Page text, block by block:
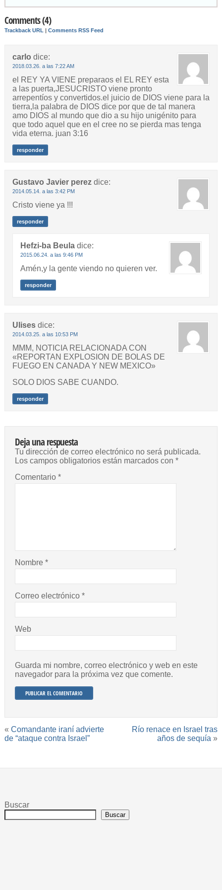
Comments (4)
Trackback URL | Comments RSS Feed
carlo dice:
2018.03.26. a las 7:22 AM
el REY YA VIENE preparaos el EL REY esta
a las puerta,JESUCRISTO viene pronto
arrepentíos y convertidos.el juicio de DIOS viene para la
tierra,la palabra de DIOS dice por que de tal manera
amo DIOS al mundo que dio a su hijo unigénito para
que todo aquel que en el cree no se pierda mas tenga
vida eterna. juan 3:16
responder
Gustavo Javier perez dice:
2014.05.14. a las 3:42 PM
Cristo viene ya !!!
responder
Hefzi-ba Beula dice:
2015.06.24. a las 9:46 PM
Amén,y la gente viendo no quieren ver.
responder
Ulises dice:
2014.03.25. a las 10:53 PM
MMM, NOTICIA RELACIONADA CON
«REPORTAN EXPLOSION DE BOLAS DE
FUEGO EN CANADA Y NEW MEXICO»
SOLO DIOS SABE CUANDO.
responder
Deja una respuesta
Tu dirección de correo electrónico no será publicada.
Los campos obligatorios están marcados con *
Comentario *
Nombre *
Correo electrónico *
Web
Guarda mi nombre, correo electrónico y web en este
navegador para la próxima vez que comente.
« Comandante iraní advierte
de “ataque contra Israel”
Río renace en Israel tras
años de sequía »
Buscar
Buscar